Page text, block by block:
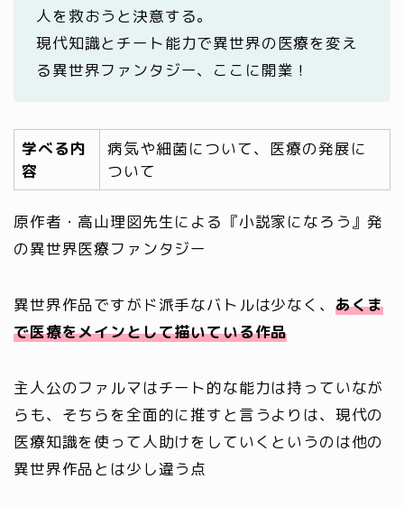
人を救おうと決意する。
現代知識とチート能力で異世界の医療を変え
る異世界ファンタジー、ここに開業！
学べる内
容
病気や細菌について、医療の発展に
ついて
原作者・高山理図先生による『小説家になろう』発
の異世界医療ファンタジー
異世界作品ですがド派手なバトルは少なく、 あくま
で医療をメインとして描いている作品
主人公のファルマはチート的な能力は持っていなが
らも、そちらを全面的に推すと言うよりは、現代の
医療知識を使って人助けをしていくというのは他の
異世界作品とは少し違う点